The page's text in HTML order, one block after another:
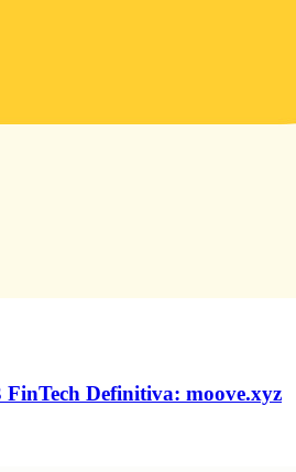
Definitiva: moove.xyz